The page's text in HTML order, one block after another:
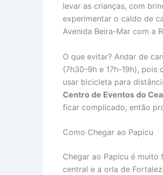
levar as crianças, com
experimentar o caldo de
Avenida Beira-Mar com a
O que evitar? Andar de
(7h30-9h e 17h-19h), pois
usar bicicleta para
Centro de Eventos do
ficar complicado, então
Como Chegar ao Papicu
Chegar ao Papicu é
central e a orla de